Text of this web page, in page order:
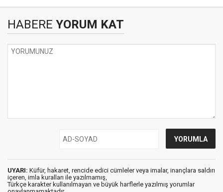
HABERE YORUM KAT
UYARI: Küfür, hakaret, rencide edici cümleler veya imalar, inançlara saldırı
içeren, imla kuralları ile yazılmamış,
Türkçe karakter kullanılmayan ve büyük harflerle yazılmış yorumlar